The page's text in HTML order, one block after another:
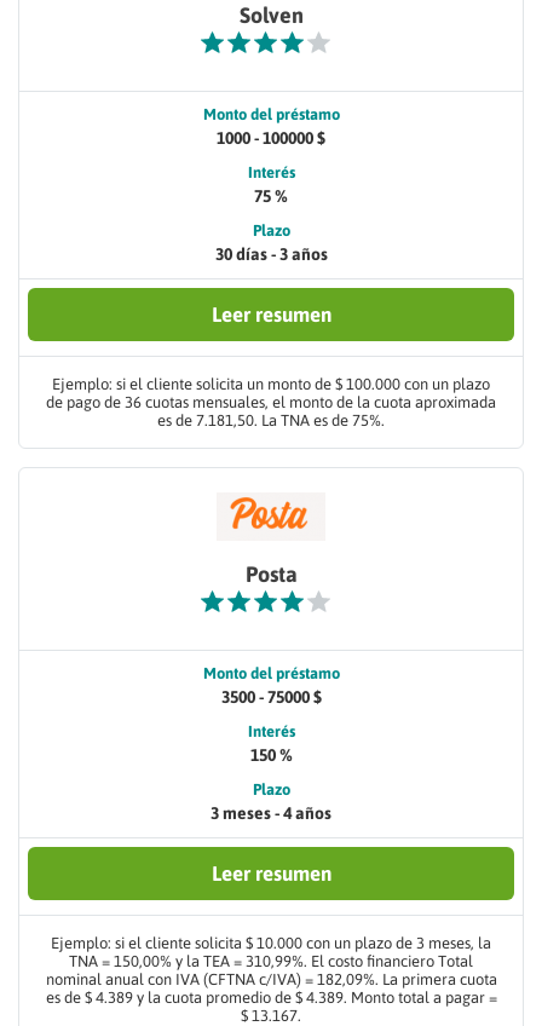
Solven
Monto del préstamo
1000 - 100000 $
Interés
75 %
Plazo
30 días - 3 años
Leer resumen
Ejemplo: si el cliente solicita un monto de $ 100.000 con un plazo
de pago de 36 cuotas mensuales, el monto de la cuota aproximada
es de 7.181,50. La TNA es de 75%.
Posta
Monto del préstamo
3500 - 75000 $
Interés
150 %
Plazo
3 meses - 4 años
Leer resumen
Ejemplo: si el cliente solicita $ 10.000 con un plazo de 3 meses, la
TNA = 150,00% y la TEA = 310,99%. El costo financiero Total
nominal anual con IVA (CFTNA c/IVA) = 182,09%. La primera cuota
es de $ 4.389 y la cuota promedio de $ 4.389. Monto total a pagar =
$ 13.167.